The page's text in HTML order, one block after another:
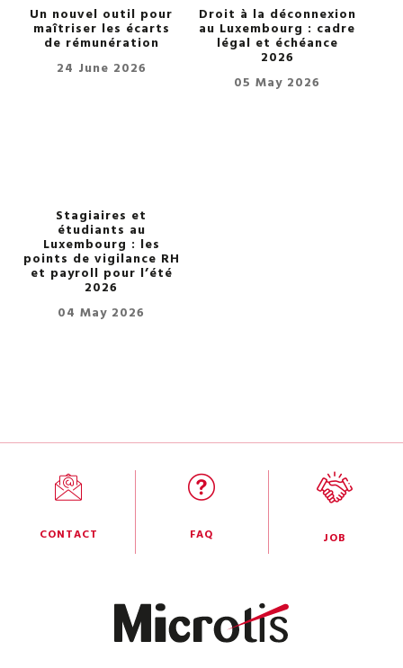
Un nouvel outil pour
maîtriser les écarts
de rémunération
24 June 2026
Droit à la déconnexion
au Luxembourg : cadre
légal et échéance
2026
05 May 2026
Stagiaires et
étudiants au
Luxembourg : les
points de vigilance RH
et payroll pour l’été
2026
04 May 2026
CONTACT FAQ JOB